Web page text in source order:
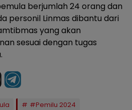
berjumlah 24 orang dan
personil Linmas dibantu dari
yang akan
sesuai dengan tugas
#Pemilu 2024